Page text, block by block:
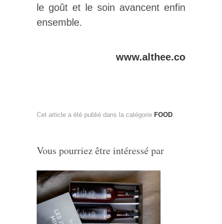
le goût et le soin avancent enfin
ensemble.
www.althee.co
Cet article a été publié dans la catégorie FOOD
Vous pourriez être intéressé par